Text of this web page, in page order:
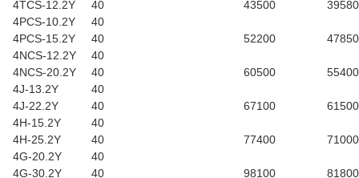
4TCS-12.2Y
40 43500
39580
4PCS-10.2Y
40
4PCS-15.2Y
40 52200
47850
4NCS-12.2Y
40
4NCS-20.2Y
40 60500
55400
4J-13.2Y
40
4J-22.2Y
40 67100
61500
4H-15.2Y
40
4H-25.2Y
40 77400
71000
4G-20.2Y
40
4G-30.2Y
40 98100 81800